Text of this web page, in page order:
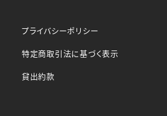
プライバシーポリシー
特定商取引法に基づく表示
貸出約款